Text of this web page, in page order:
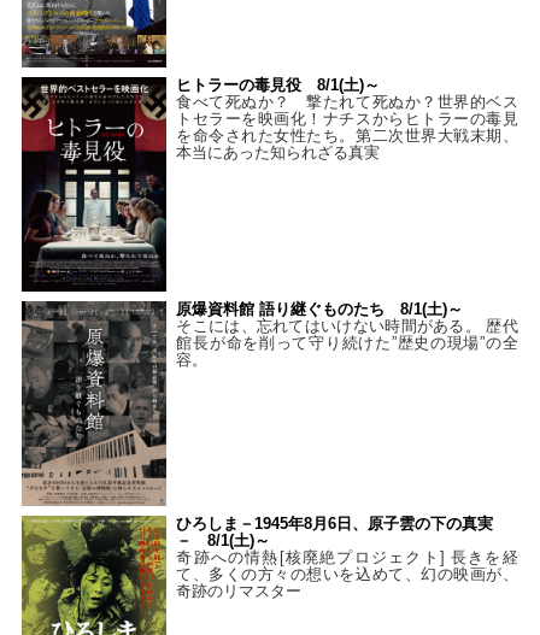
ヒトラーの毒見役 8/1(土)～
食べて死ぬか？ 撃たれて死ぬか？世界的ベス
トセラーを映画化！ナチスからヒトラーの毒見
を命令された女性たち。第二次世界大戦末期、
本当にあった知られざる真実
原爆資料館 語り継ぐものたち 8/1(土)～
そこには、忘れてはいけない時間がある。 歴代
館長が命を削って守り続けた”歴史の現場”の全
容。
ひろしま－1945年8月6日、原子雲の下の真実
－ 8/1(土)～
奇跡への情熱[核廃絶プロジェクト] 長きを経
て、多くの方々の想いを込めて、幻の映画が、
奇跡のリマスター